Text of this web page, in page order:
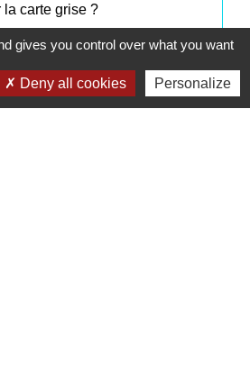
la carte grise ?
gives you control over what you want
Deny all cookies Personalize